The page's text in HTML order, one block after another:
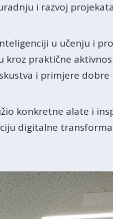
i razvoj
u učenju i
kroz praktične
i primjere dobre
konkretne alate i
digitalne